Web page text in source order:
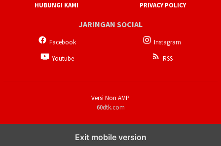
HUBUNGI KAMI
PRIVACY POLICY
JARINGAN SOCIAL
Facebook
Instagram
Youtube
RSS
Versi Non AMP
60dtk.com
Exit mobile version